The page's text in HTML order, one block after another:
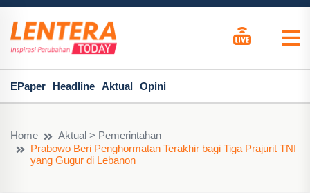
EPaper Headline Aktual Opini
Home
Aktual > Pemerintahan
Prabowo Beri Penghormatan Terakhir bagi Tiga Prajurit TNI
yang Gugur di Lebanon